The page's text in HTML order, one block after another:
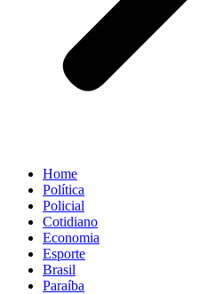
Home
Política
Policial
Cotidiano
Economia
Esporte
Brasil
Paraíba